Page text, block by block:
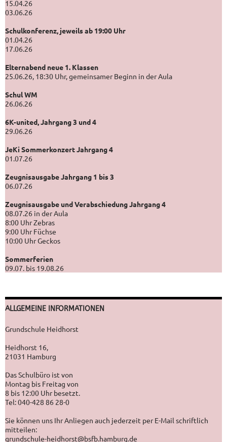
15.04.26
03.06.26
Schulkonferenz, jeweils ab 19:00 Uhr
01.04.26
17.06.26
Elternabend neue 1. Klassen
25.06.26, 18:30 Uhr, gemeinsamer Beginn in der Aula
Schul WM
26.06.26
6K-united, Jahrgang 3 und 4
29.06.26
JeKi Sommerkonzert Jahrgang 4
01.07.26
Zeugnisausgabe Jahrgang 1 bis 3
06.07.26
Zeugnisausgabe und Verabschiedung Jahrgang 4
08.07.26 in der Aula
8:00 Uhr Zebras
9:00 Uhr Füchse
10:00 Uhr Geckos
Sommerferien
09.07. bis 19.08.26
ALLGEMEINE INFORMATIONEN
Grundschule Heidhorst
Heidhorst 16,
21031 Hamburg
Das Schulbüro ist von
Montag bis Freitag von
8 bis 12:00 Uhr besetzt.
Tel: 040-428 86 28-0
Sie können uns Ihr Anliegen auch jederzeit per E-Mail schriftlich
mitteilen:
grundschule-heidhorst@bsfb.hamburg.de